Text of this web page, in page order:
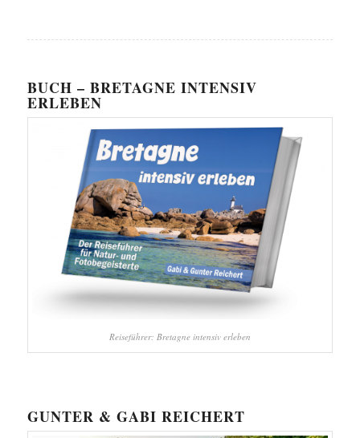
BUCH – BRETAGNE INTENSIV
ERLEBEN
Reiseführer: Bretagne intensiv erleben
GUNTER & GABI REICHERT